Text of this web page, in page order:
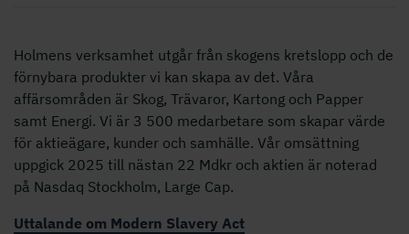
Holmens verksamhet utgår från skogens kretslopp och de
förnybara produkter vi kan skapa av det. Våra
affärsområden är Skog, Trävaror, Kartong och Papper
samt Energi. Vi är 3 500 medarbetare som skapar värde
för aktieägare, kunder och samhälle. Vår omsättning
uppgick 2025 till nästan 22 Mdkr och aktien är noterad
på Nasdaq Stockholm, Large Cap.
Uttalande om Modern Slavery Act